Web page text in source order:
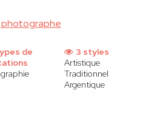
photographe
de
3 styles
Artistique
Traditionnel
Argentique